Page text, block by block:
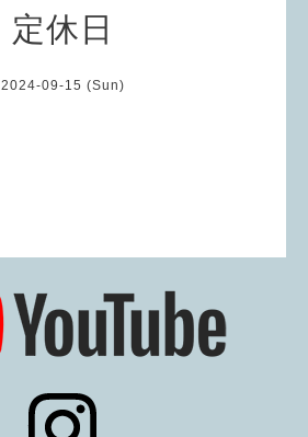
定休日
2024-09-15 (Sun)